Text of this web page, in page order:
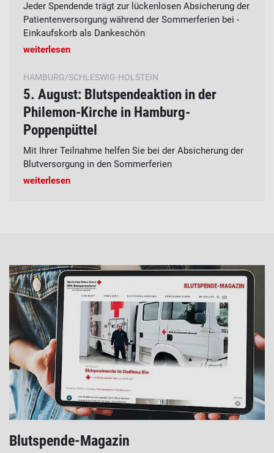
Jeder Spendende trägt zur lückenlosen Absicherung der
Patientenversorgung während der Sommerferien bei -
Einkaufskorb als Dankeschön
weiterlesen
HAMBURG/SCHLESWIG-HOLSTEIN
5. August: Blutspendeaktion in der
Philemon-Kirche in Hamburg-
Poppenpüttel
Mit Ihrer Teilnahme helfen Sie bei der Absicherung der
Blutversorgung in den Sommerferien
weiterlesen
Blutspende-Magazin